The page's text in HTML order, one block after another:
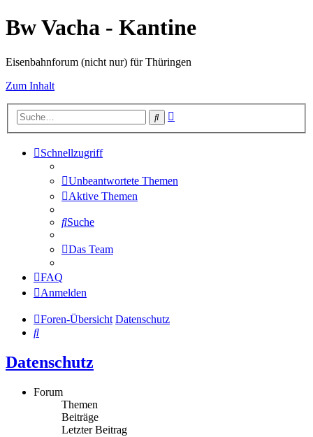
Bw Vacha - Kantine
Eisenbahnforum (nicht nur) für Thüringen
Zum Inhalt
Suche
Schnellzugriff
Unbeantwortete Themen
Aktive Themen
Suche
Das Team
FAQ
Anmelden
Foren-Übersicht Datenschutz
Suche
Datenschutz
Forum
Themen
Beiträge
Letzter Beitrag